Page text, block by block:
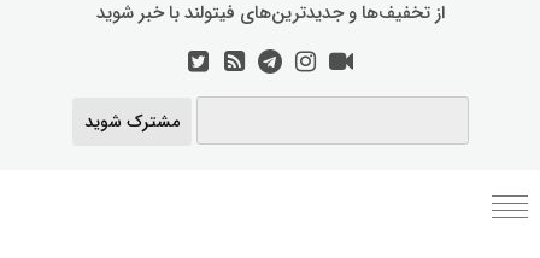
از تخفیف‌ها و جدیدترین‌های فیتولند با خبر شوید
مشترک شوید